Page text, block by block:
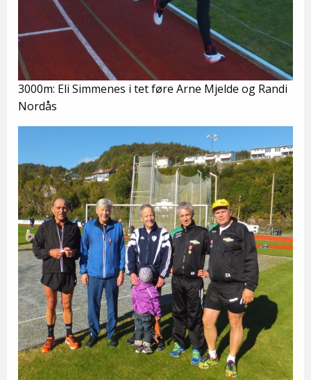
3000m: Eli Simmenes i tet føre Arne Mjelde og Randi
Nordås